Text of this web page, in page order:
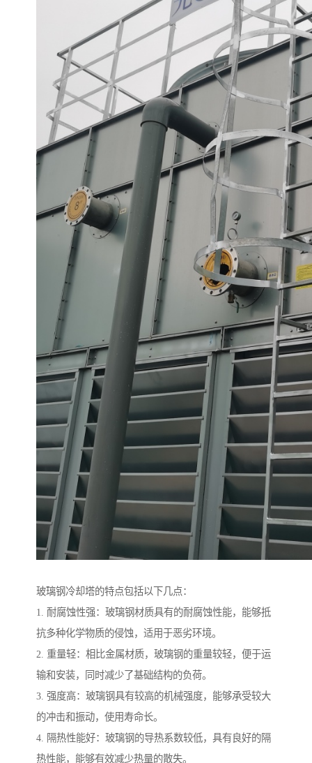
玻璃钢冷却塔的特点包括以下几点：
1. 耐腐蚀性强：玻璃钢材质具有的耐腐蚀性能，能够抵
抗多种化学物质的侵蚀，适用于恶劣环境。
2. 重量轻：相比金属材质，玻璃钢的重量较轻，便于运
输和安装，同时减少了基础结构的负荷。
3. 强度高：玻璃钢具有较高的机械强度，能够承受较大
的冲击和振动，使用寿命长。
4. 隔热性能好：玻璃钢的导热系数较低，具有良好的隔
热性能，能够有效减少热量的散失。